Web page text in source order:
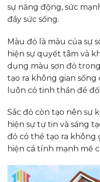
sự năng động, sức
đầy sức sống.
Màu đỏ là màu của sự
hiện sự quyết tâm và
dụng màu sơn đỏ
tạo ra không gian
luôn có tinh thần để
Sắc đỏ còn tạo nên sự
hiện sự tự tin và sáng
đỏ có thể tạo ra không
hiện cá tính mạnh mẽ